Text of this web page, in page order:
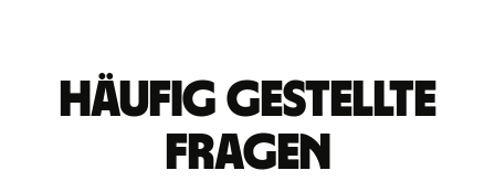
Häufig gestellte
Fragen